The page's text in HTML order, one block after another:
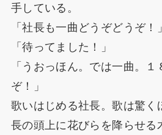
手している。
「社長も一曲どうぞどうぞ！」
「待ってました！」
「うおっほん。では一曲。１
ぞ！」
歌いはじめる社長。歌は驚く
長の頭上に花びらを降らせる